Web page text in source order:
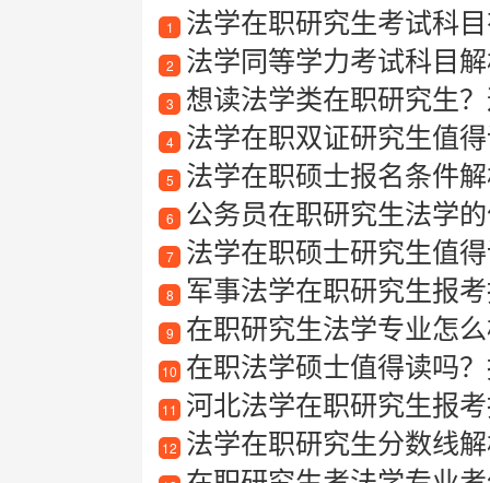
1 法学在职研究生考试科
2 法学同等学力考试科目
3 想读法学类在职研究生？
4 法学在职双证研究生值
5 法学在职硕士报名条件
6 公务员在职研究生法学
7 法学在职硕士研究生值
8 军事法学在职研究生报考指
9 在职研究生法学专业怎
10 在职法学硕士值得读吗
11 河北法学在职研究生报考指
12 法学在职研究生分数线